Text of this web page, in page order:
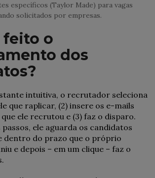
específicos (Taylor Made) para vagas
solicitados por empresas.
feito o
dos
intuitiva, o recrutador seleciona
que raplicar, (2) insere os e-mails
ele recrutou e (3) faz o disparo.
ele aguarda os candidatos
dentro do prazo que o próprio
e depois – em um clique – faz o